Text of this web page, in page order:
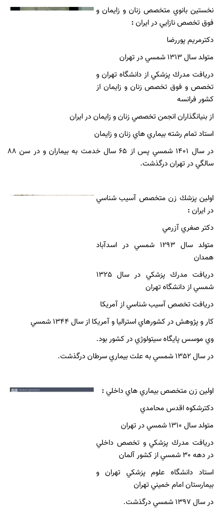
نخستين بانوي متخصص زنان و زايمان و
فوق تخصص نازايي در ايران :
دكترمريم پوررضا
متولد سال 1313 شمسي در تهران
دريافت مدرك پزشكي از دانشگاه تهران و
تخصص و فوق تخصص زنان و زايمان از
كشور فرانسه
از بنيانگذاران انجمن تخصصي زنان و زايمان در ايران
استاد تمام رشته بيماري هاي زنان و زايمان
در سال 1401 شمسي پس از 65 سال خدمت به بيماران و در سن 88
سالگي در تهران درگذشت.
اولين پزشك زن متخصص آسيب شناسي
در ايران :
دكتر صغري آزرمي
متولد سال 1293 شمسي در اسدآباد
همدان
دريافت مدرك پزشكي در سال 1325
شمسي از دانشگاه تهران
دريافت تخصص آسيب شناسي از آمريكا
كار و پژوهش در كشورهاي استراليا و آمريكا از سال 1344 شمسي
وي موسس پايگاه سيتولوژي در كشور بود.
در سال 1352 شمسي به علت بيماري سرطان درگذشت.
اولين زن متخصص بيماري هاي داخلي :
دكترشكوه اقدس محامدي
متولد سال 1310 شمسي در تهران
دريافت مدرك پزشكي و تخصص داخلي
در دهه 30 شمسي از كشور آلمان
استاد دانشگاه علوم پزشكي تهران و
بيمارستان امام خميني تهران
در سال 1397 شمسي درگذشت.